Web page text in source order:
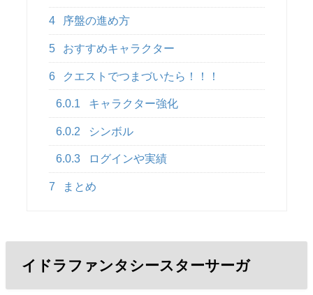
4 序盤の進め方
5 おすすめキャラクター
6 クエストでつまづいたら！！！
6.0.1 キャラクター強化
6.0.2 シンボル
6.0.3 ログインや実績
7 まとめ
イドラファンタシースターサーガ